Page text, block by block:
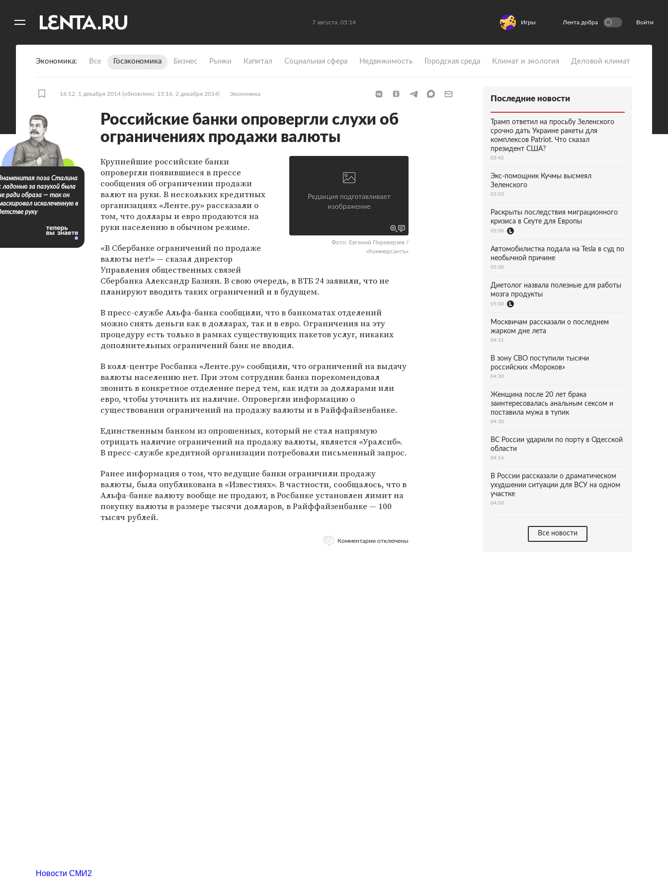
7 августа, 05:14 Игры Лента добра Войти
Экономика Все Госэкономика Бизнес Рынки Капитал Социальная сфера Недвижимость Городская среда Климат и экология Деловой климат
16:12, 1 декабря 2014 (обновлено: 15:16, 2 декабря 2014) Экономика
Российские банки опровергли слухи об
ограничениях продажи валюты
Фото: Евгений Переверзев /
«Коммерсантъ»
Крупнейшие российские банки
опровергли появившиеся в прессе
сообщения об ограничении продажи
валют на руки. В нескольких кредитных
организациях «Ленте.ру» рассказали о
том, что доллары и евро продаются на
руки населению в обычном режиме.
«В Сбербанке ограничений по продаже
валюты нет!» — сказал директор
Управления общественных связей
Сбербанка Александр Базиян. В свою очередь, в ВТБ 24 заявили, что не
планируют вводить таких ограничений и в будущем.
В пресс-службе Альфа-банка сообщили, что в банкоматах отделений
можно снять деньги как в долларах, так и в евро. Ограничения на эту
процедуру есть только в рамках существующих пакетов услуг, никаких
дополнительных ограничений банк не вводил.
В колл-центре Росбанка «Ленте.ру» сообщили, что ограничений на выдачу
валюты населению нет. При этом сотрудник банка порекомендовал
звонить в конкретное отделение перед тем, как идти за долларами или
евро, чтобы уточнить их наличие. Опровергли информацию о
существовании ограничений на продажу валюты и в Райффайзенбанке.
Единственным банком из опрошенных, который не стал напрямую
отрицать наличие ограничений на продажу валюты, является «Уралсиб».
В пресс-службе кредитной организации потребовали письменный запрос.
Ранее информация о том, что ведущие банки ограничили продажу
валюты, была опубликована в «Известиях». В частности, сообщалось, что в
Альфа-банке валюту вообще не продают, в Росбанке установлен лимит на
покупку валюты в размере тысячи долларов, в Райффайзенбанке — 100
тысяч рублей.
Комментарии отключены
поза Сталина
ладонью за пазухой была
ради образа — так он
искалеченную в
руку
Последние новости
Трамп ответил на просьбу Зеленского
срочно дать Украине ракеты для
комплексов Patriot. Что сказал
президент США?
03:42
Экс-помощник Кучмы высмеял
Зеленского
05:03
Раскрыты последствия миграционного
кризиса в Сеуте для Европы
05:00
Автомобилистка подала на Tesla в суд по
необычной причине
05:00
Диетолог назвала полезные для работы
мозга продукты
05:00
Москвичам рассказали о последнем
жарком дне лета
04:51
В зону СВО поступили тысячи
российских «Мороков»
04:30
Женщина после 20 лет брака
заинтересовалась анальным сексом и
поставила мужа в тупик
04:30
ВС России ударили по порту в Одесской
области
04:16
В России рассказали о драматическом
ухудшении ситуации для ВСУ на одном
участке
04:00
Все новости
Новости СМИ2